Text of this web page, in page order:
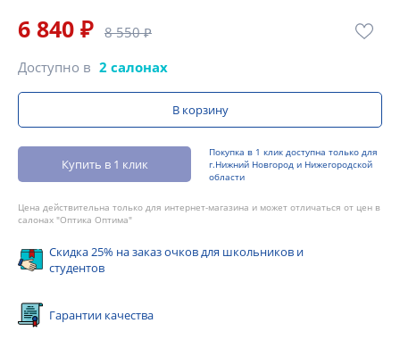
6 840 ₽ 8 550 ₽
Доступно в 2 салонах
В корзину
Купить в 1 клик
Покупка в 1 клик доступна только для
г.Нижний Новгород и Нижегородской
области
Цена действительна только для интернет-магазина и может отличаться от цен в
салонах "Оптика Оптима"
Скидка 25% на заказ очков для школьников и
студентов
Гарантии качества